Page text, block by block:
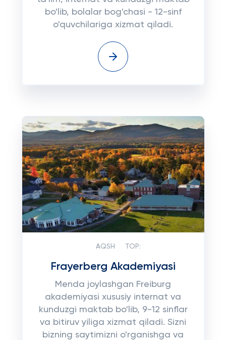
bo'lib, bolalar bog'chasi - 12-sinf
o'quvchilariga xizmat qiladi.
AQSH TOP:
Frayerberg Akademiyasi
Menda joylashgan Freiburg
akademiyasi xususiy internat va
kunduzgi maktab bo'lib, 9-12 sinflar
va bitiruv yiliga xizmat qiladi. Sizni
bizning saytimizni o'rganishga va